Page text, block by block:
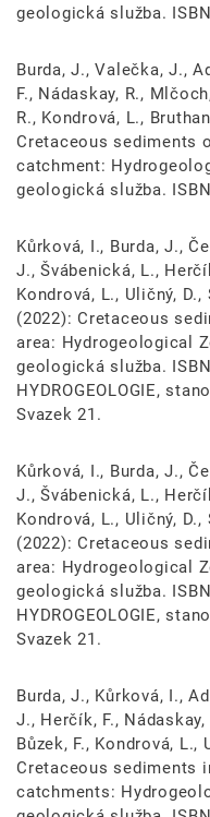
geologická služba.
Burda, J., Valečka, J.,
F., Nádaskay, R.,
R., Kondrová, L.,
Cretaceous sediments
catchment:
geologická služba.
Kůrková, I., Burda, J.,
J., Švábenická, L.,
Kondrová, L., Uličný,
(2022): Cretaceous
area: Hydrogeological
geologická služba. ISBN
HYDROGEOLOGIE,
Svazek 21.
Kůrková, I., Burda, J.,
J., Švábenická, L.,
Kondrová, L., Uličný,
(2022): Cretaceous
area: Hydrogeological
geologická služba. ISBN
HYDROGEOLOGIE,
Svazek 21.
Burda, J., Kůrková, I.,
J., Herčík, F.,
Bůzek, F., Kondrová, L.,
Cretaceous sediments
catchments: